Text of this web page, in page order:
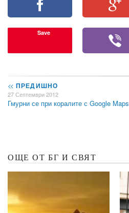
Save
<< ПРЕДИШНО
27 Септември 2012
Гмурни се при коралите с Google Maps
ОЩЕ ОТ БГ И СВЯТ